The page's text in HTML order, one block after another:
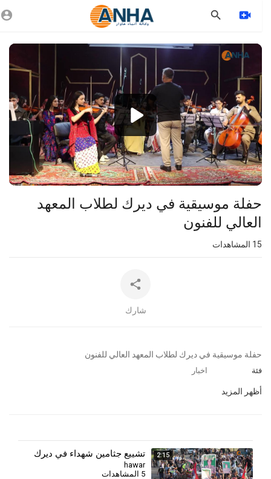
Video
Player
1080p
720p
480p
360p
240p
حفلة موسيقية في ديرك لطلاب المعهد
العالي للفنون
المشاهدات
شارك
⁣حفلة موسيقية في ديرك لطلاب المعهد العالي للفنون
فئة اخبار
أظهر المزيد
2:15 تشييع جثامين شهداء في ديرك
hawar
5 المشاهدات